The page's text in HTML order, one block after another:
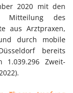
2020 mit den
Mitteilung des
aus Arztpraxen,
durch mobile
bereits
1.039.296 Zweit-